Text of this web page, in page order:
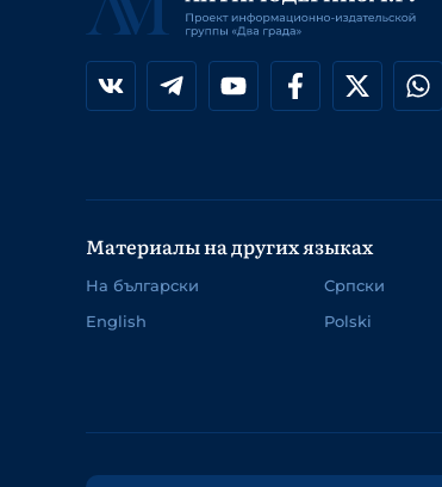
Материалы на других языках
На български
English
Српски
Polski